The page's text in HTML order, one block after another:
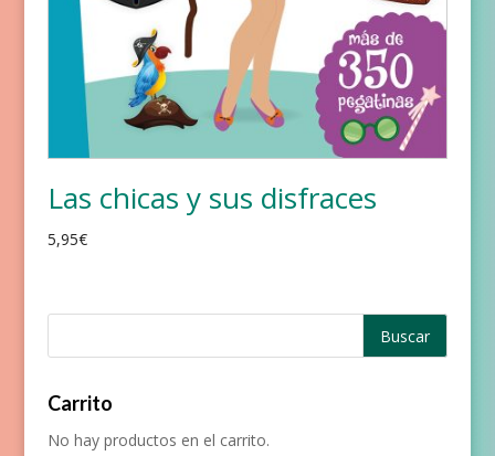
Las chicas y sus disfraces
5,95€
Carrito
No hay productos en el carrito.